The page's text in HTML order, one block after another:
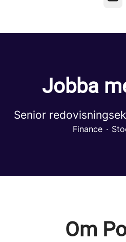
Jobba
Senior
Finance ·
Om